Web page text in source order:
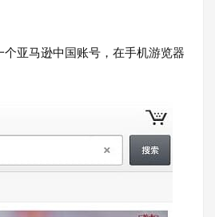
亚马逊中国账号，在手机游览器